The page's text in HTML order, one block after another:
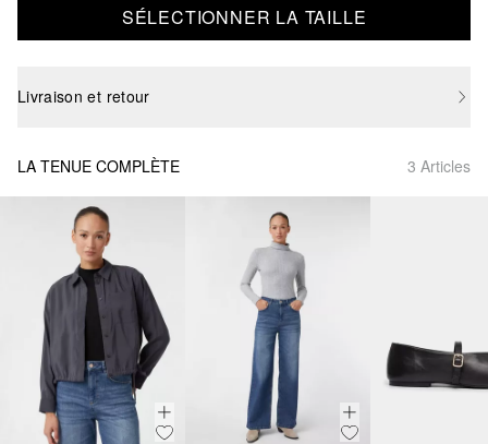
SÉLECTIONNER LA TAILLE
Livraison et retour
LA TENUE COMPLÈTE 3 Articles